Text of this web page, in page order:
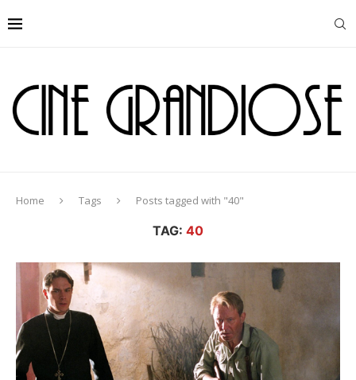
Home Tags Posts tagged with "40"
TAG: 40